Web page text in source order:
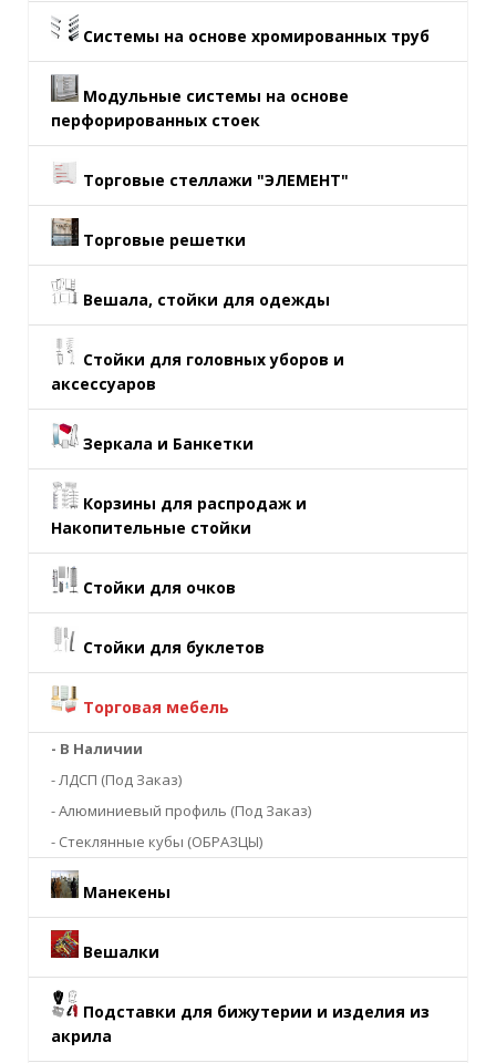
Системы на основе хромированных труб
Модульные системы на основе
перфорированных стоек
Торговые стеллажи "ЭЛЕМЕНТ"
Торговые решетки
Вешала, стойки для одежды
Стойки для головных уборов и
аксессуаров
Зеркала и Банкетки
Корзины для распродаж и
Накопительные стойки
Стойки для очков
Стойки для буклетов
Торговая мебель
- В Наличии
- ЛДСП (Под Заказ)
- Алюминиевый профиль (Под Заказ)
- Стеклянные кубы (ОБРАЗЦЫ)
Манекены
Вешалки
Подставки для бижутерии и изделия из
акрила